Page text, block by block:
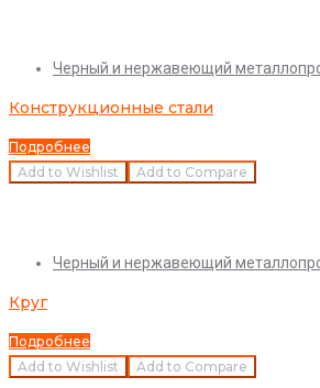
Черный и нержавеющий
Конструкционные стали
Подробнее
Add to Wishlist
Add to Compare
Черный и нержавеющий
Круг
Подробнее
Add to Wishlist
Add to Compare